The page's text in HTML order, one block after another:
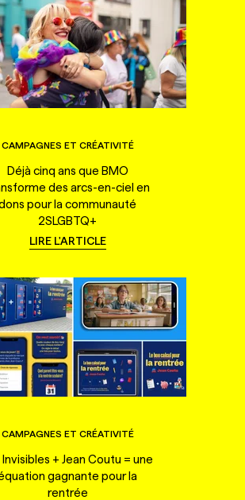
CAMPAGNES ET CRÉATIVITÉ
Déjà cinq ans que BMO
des arcs-en-ciel en
pour la communauté
2SLGBTQ+
LIRE L'ARTICLE
CAMPAGNES ET CRÉATIVITÉ
Invisibles + Jean Coutu = une
gagnante pour la
rentrée